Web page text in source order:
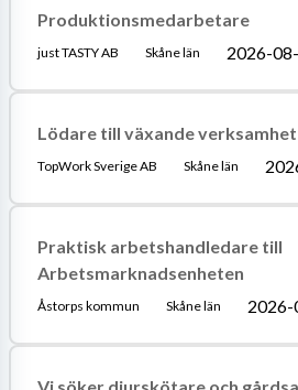
Produktionsmedarbetare
just TASTY AB Skåne län 2026-
Lödare till växande
TopWork Sverige AB Skåne län
Praktisk arbetshandledare till
Arbetsmarknadsenheten
Åstorps kommun Skåne län 2026-
Vi söker djurskötare och